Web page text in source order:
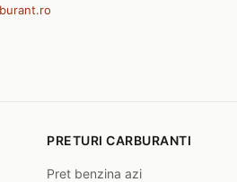
PRETURI CARBURANTI
Pret benzina azi